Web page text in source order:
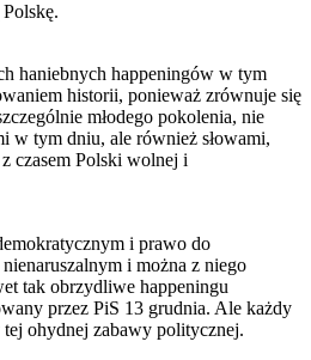
haniebnych happeningów w tym
historii, ponieważ zrównuje się
młodego pokolenia, nie
w tym dniu, ale również słowami,
czasem Polski wolnej i
i prawo do
i można z niego
tak obrzydliwe happeningu
przez PiS 13 grudnia. Ale każdy
ohydnej zabawy politycznej.